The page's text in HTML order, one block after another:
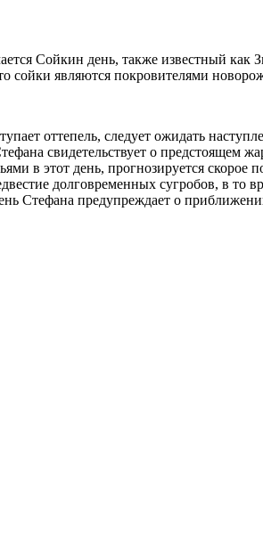
Сойкин день, также известный
сойки являются покровителями
оттепель, следует ожидать
свидетельствует о предстоящем
в этот день, прогнозируется скорое
долговременных сугробов, в то
Стефана предупреждает о